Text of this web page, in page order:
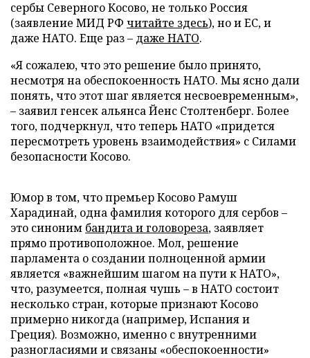
сербы Северного Косово, не только Россия
(заявление МИД РФ читайте здесь), но и ЕС, и
даже НАТО. Еще раз – даже НАТО.
«Я сожалею, что это решение было принято,
несмотря на обеспокоенность НАТО. Мы ясно дали
понять, что этот шаг является несвоевременным»,
– заявил генсек альянса Йенс Столтенберг. Более
того, подчеркнул, что теперь НАТО «придется
пересмотреть уровень взаимодействия» с Силами
безопасности Косово.
Юмор в том, что премьер Косово Рамуш
Харадинай, одна фамилия которого для сербов –
это синоним бандита и головореза, заявляет
прямо противоположное. Мол, решение
парламента о создании полноценной армии
является «важнейшим шагом на пути к НАТО»,
что, разумеется, полная чушь – в НАТО состоит
несколько стран, которые признают Косово
примерно никогда (например, Испания и
Греция). Возможно, именно с внутренними
разногласиями и связаны «обеспокоенности»